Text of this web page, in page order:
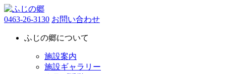
0463-26-3130 お問い合わせ
ふじの郷について
施設案内
施設ギャラリー